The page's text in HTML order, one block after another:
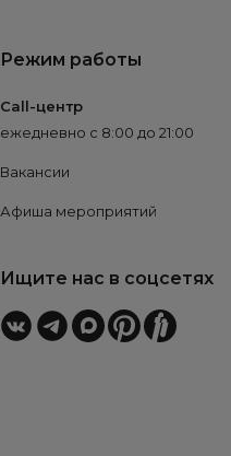
Режим работы
Call-центр
ежедневно с 8:00 до 21:00
Вакансии
Афиша мероприятий
Ищите нас в соцсетях